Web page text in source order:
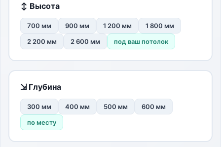
↕ Высота
700 мм 900 мм 1 200 мм
1 800 мм
2 200 мм
2 600 мм под ваш потолок
⇲ Глубина
300 мм 400 мм 500 мм
600 мм
по месту